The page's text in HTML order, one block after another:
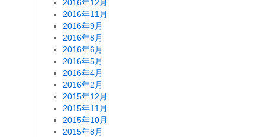
2016年12月
2016年11月
2016年9月
2016年8月
2016年6月
2016年5月
2016年4月
2016年2月
2015年12月
2015年11月
2015年10月
2015年8月